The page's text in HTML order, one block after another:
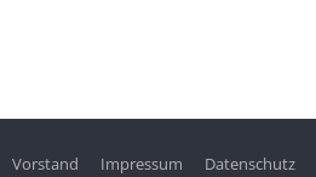
Vorstand Impressum Datenschutz